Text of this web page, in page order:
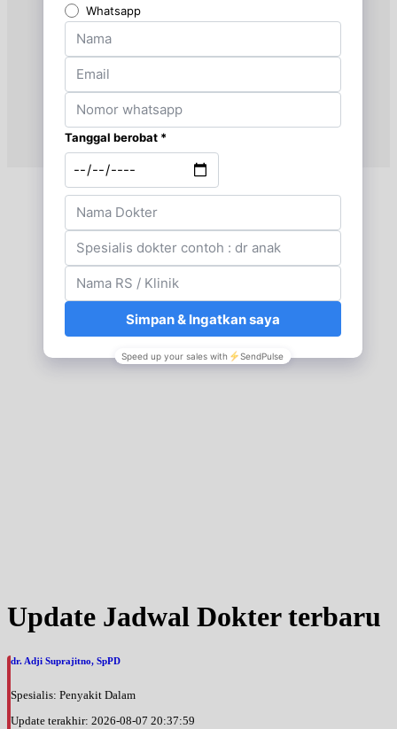
Update Jadwal Dokter terbaru
dr. Adji Suprajitno, SpPD
Spesialis: Penyakit Dalam
Update terakhir: 2026-08-07 20:37:59